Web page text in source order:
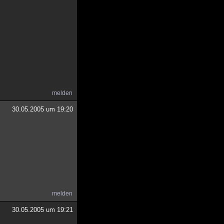
melden
30.05.2005 um 19:20
melden
30.05.2005 um 19:21